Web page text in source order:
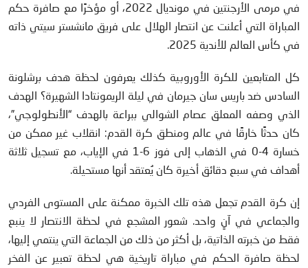
في مرمى الأرجنتين في مونديال 2022، أو مؤخرًا مع صافرة حكم
المباراة التي أعلنت عن انتصار الهلال على فريق مانشستر سيتي ذاته
في كأس العالم للأندية 2025.
كل المتابعين للكرة الأوروبية كذلك يعرفون لحظة هدف برشلونة
السادس ضد باريس سان جيرمان في ليلة الريمونتادا الشهيرة؟ الهدف
الذي وصفه المعلق عصام الشوالي ببراعة بالهدف “الأنطولوجي”،
كان حدثًا خارقًا في عالم ومنطق كرة القدم: انقلاب غير ممكن من
خسارة 4-0 في الذهاب إلى فوز 6-1 في الإياب، مع تسجيل ثلاثة
أهداف في سبع دقائق أخيرة كان يُعتقد أنها مستحيلة.
إن كرة القدم تجعل هذه تلك الخبرة ممكنة على المستوى الفردي
والجماعي في آنٍ واحد. شعور المشجع في لحظة الانتصار لا ينبع
فقط من خبرته الذاتية، بل أكثر من ذلك من الجماعة التي ينتمي إليها،
لحظة صافرة الحكم في مباراة تاريخية هي لحظة تعبير عن الفخر